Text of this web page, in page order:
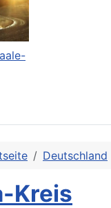
Deutschland
Kreis